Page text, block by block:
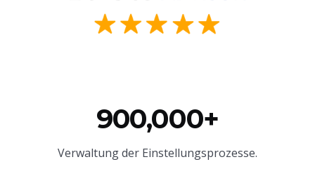
900,000+
Verwaltung der Einstellungsprozesse.